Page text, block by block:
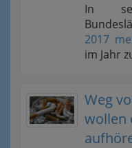
In
2017
im Jahr
Weg
wollen